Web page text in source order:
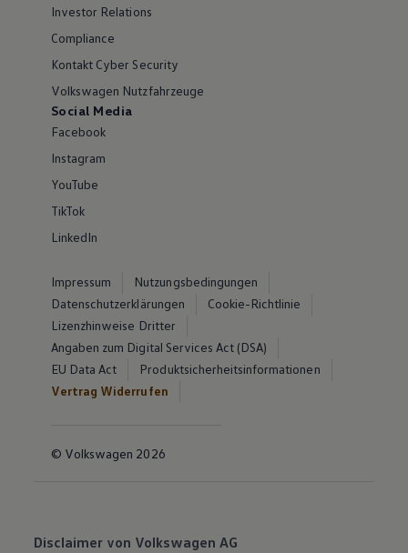
Investor Relations
Compliance
Kontakt Cyber Security
Volkswagen Nutzfahrzeuge
Social Media
Facebook
Instagram
YouTube
TikTok
LinkedIn
Impressum
Nutzungsbedingungen
Datenschutzerklärungen
Cookie-Richtlinie
Lizenzhinweise Dritter
Angaben zum Digital Services Act (DSA)
EU Data Act
Produktsicherheitsinformationen
Vertrag Widerrufen
© Volkswagen 2026
Disclaimer von Volkswagen AG